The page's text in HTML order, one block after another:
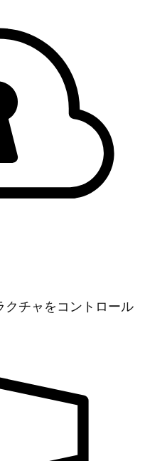
クチャをコントロール